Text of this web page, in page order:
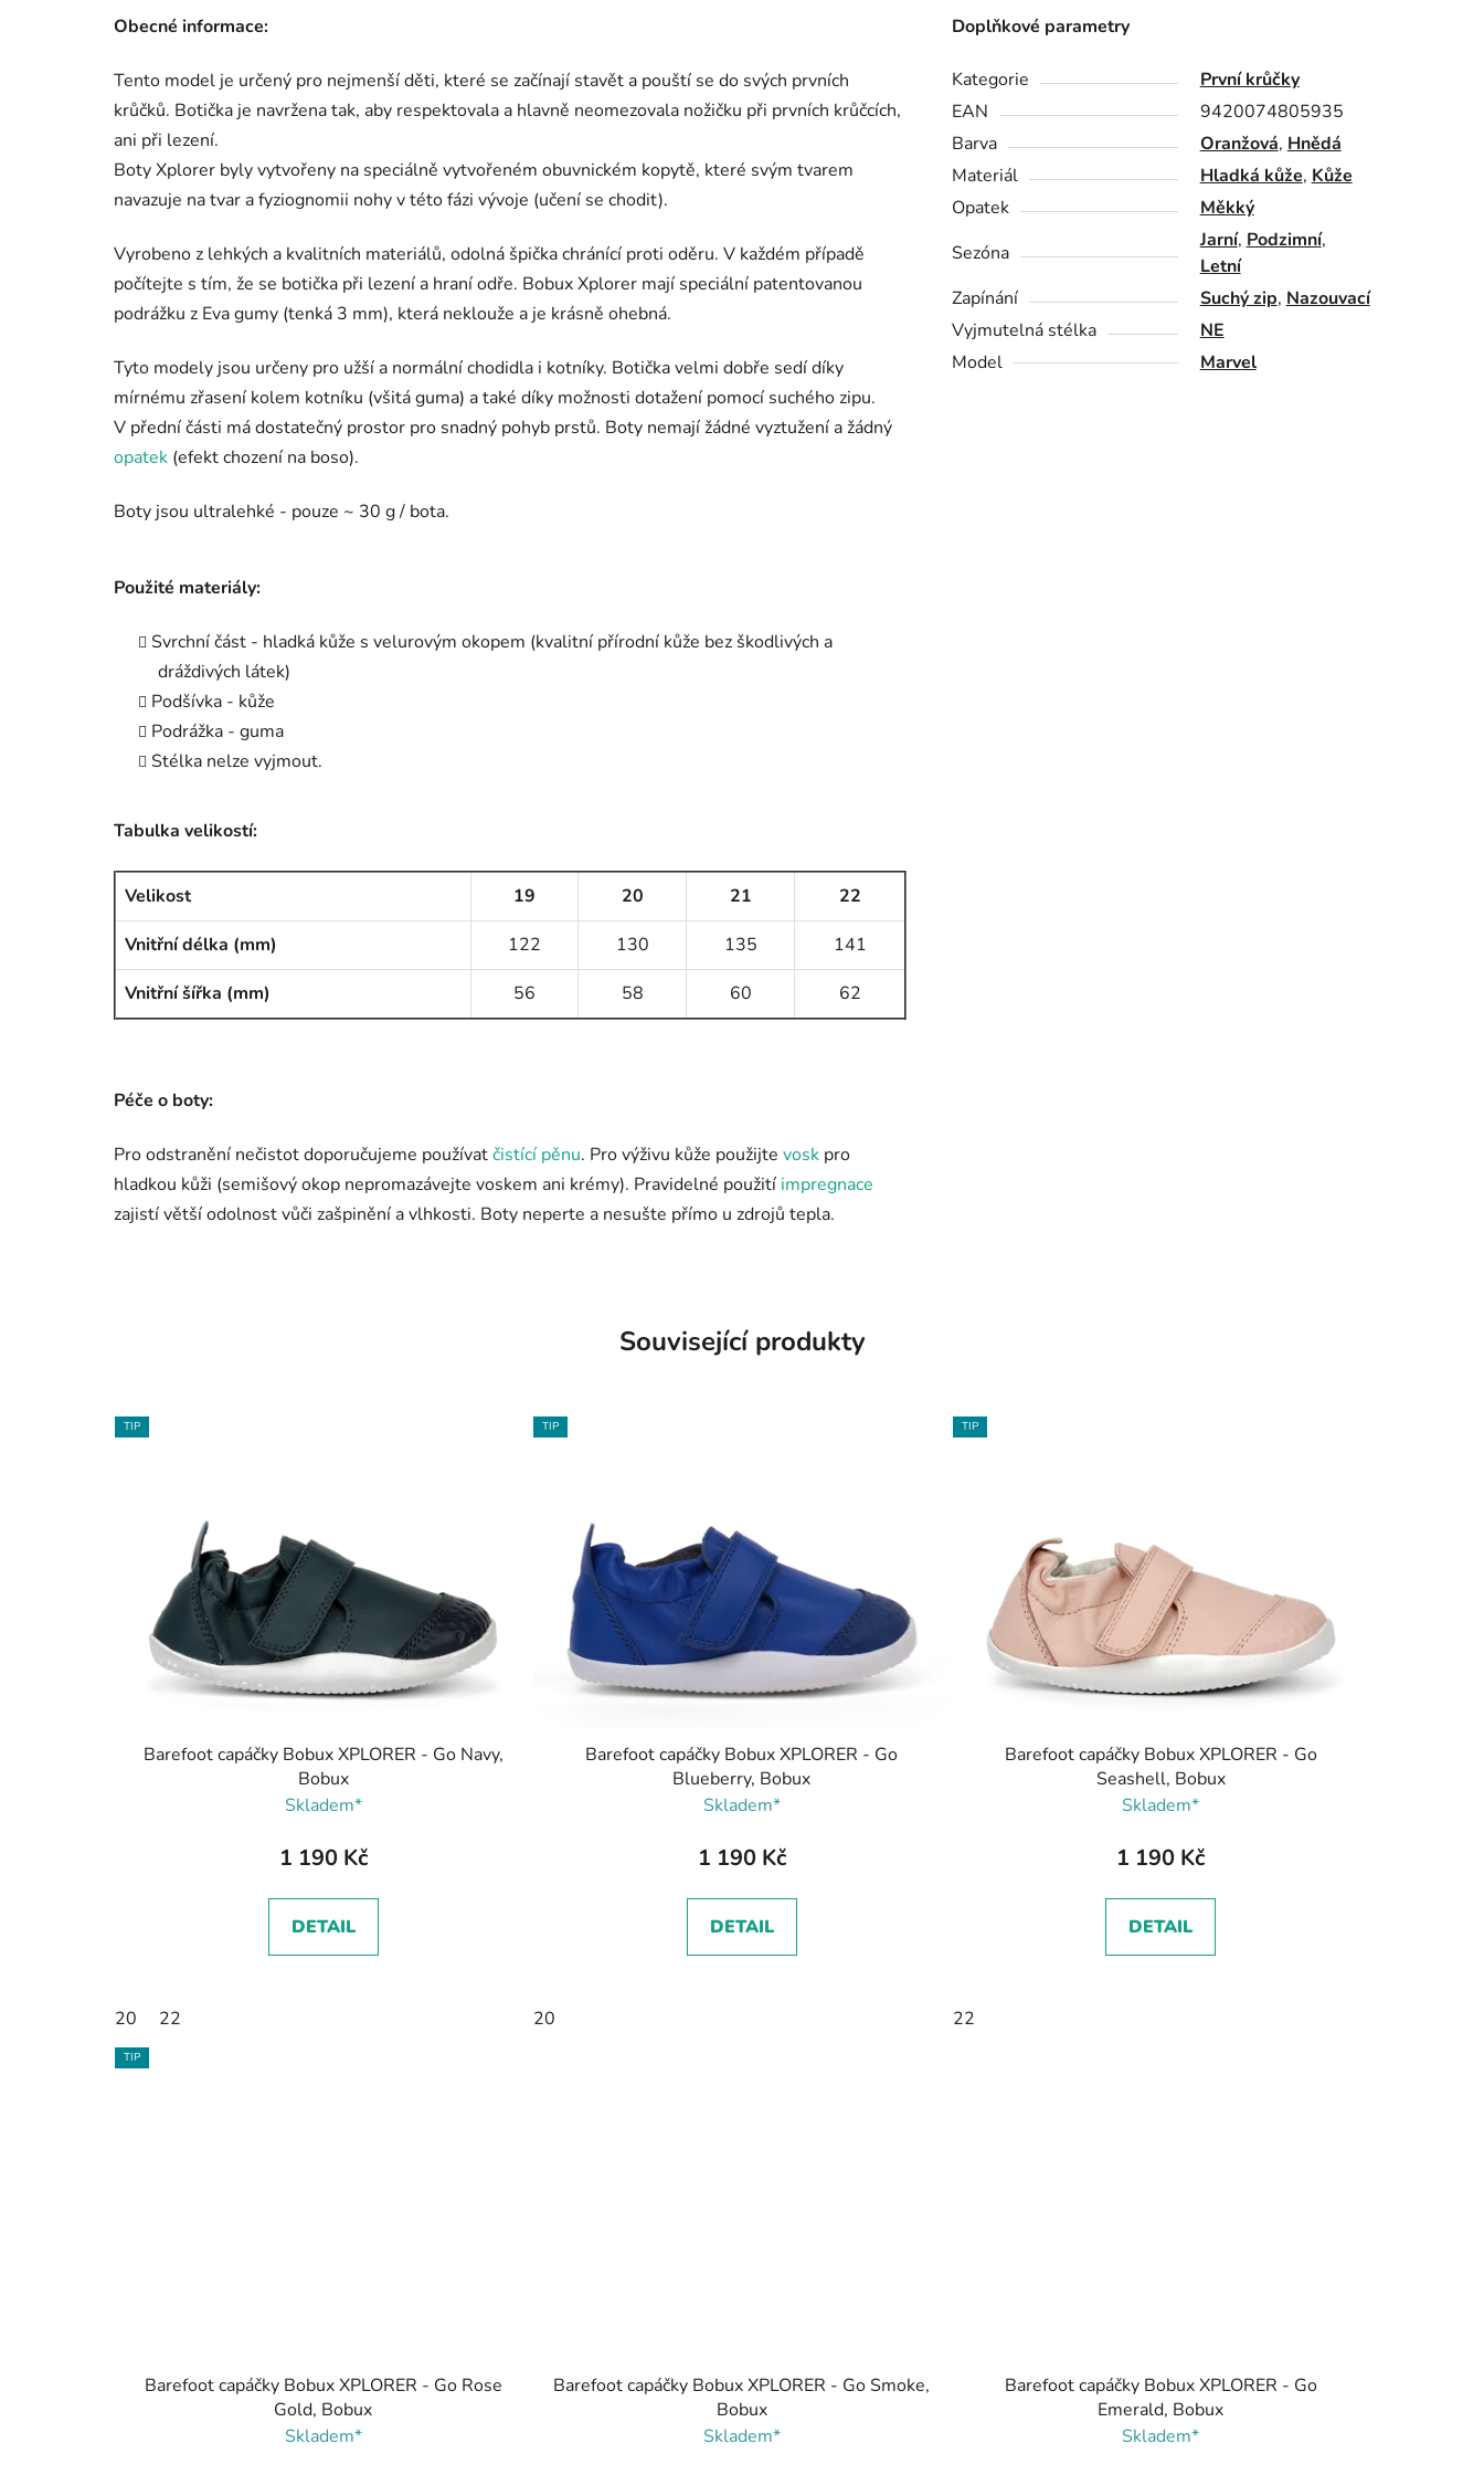
Obecné informace:
Tento model je určený pro nejmenší děti, které se začínají stavět a pouští se do svých prvních
krůčků. Botička je navržena tak, aby respektovala a hlavně neomezovala nožičku při prvních krůčcích,
ani při lezení.
Boty Xplorer byly vytvořeny na speciálně vytvořeném obuvnickém kopytě, které svým tvarem
navazuje na tvar a fyziognomii nohy v této fázi vývoje (učení se chodit).
Vyrobeno z lehkých a kvalitních materiálů, odolná špička chránící proti oděru. V každém případě
počítejte s tím, že se botička při lezení a hraní odře. Bobux Xplorer mají speciální patentovanou
podrážku z Eva gumy (tenká 3 mm), která neklouže a je krásně ohebná.
Tyto modely jsou určeny pro užší a normální chodidla i kotníky. Botička velmi dobře sedí díky
mírnému zřasení kolem kotníku (všitá guma) a také díky možnosti dotažení pomocí suchého zipu.
V přední části má dostatečný prostor pro snadný pohyb prstů. Boty nemají žádné vyztužení a žádný
opatek (efekt chození na boso).
Boty jsou ultralehké - pouze ~ 30 g / bota.
Použité materiály:
Svrchní část - hladká kůže s velurovým okopem (kvalitní přírodní kůže bez škodlivých a
dráždivých látek)
Podšívka - kůže
Podrážka - guma
Stélka nelze vyjmout.
Tabulka velikostí:
Velikost 19 20 21
22
Vnitřní délka (mm)
122 130 135
141
Vnitřní šířka (mm)
56 58 60 62
Péče o boty:
Pro odstranění nečistot doporučujeme používatčistící pěnu. Pro výživu kůže použijte vosk pro
hladkou kůži (semišový okop nepromazávejte voskem ani krémy). Pravidelné použití impregnace
zajistí větší odolnost vůči zašpinění a vlhkosti. Boty neperte a nesušte přímo u zdrojů tepla.
Doplňkové parametry
Kategorie
První krůčky
EAN
9420074805935
Barva
Oranžová, Hnědá
Materiál
Hladká kůže, Kůže
Opatek
Měkký
Sezóna
Jarní, Podzimní,
Letní
Zapínání
Suchý zip, Nazouvací
Vyjmutelná stélka
NE
Model
Marvel
Související produkty
TIP
Barefoot capáčky Bobux XPLORER - Go Navy,
Bobux
Skladem*
1 190 Kč
DETAIL
20 22
TIP
Barefoot capáčky Bobux XPLORER - Go
Blueberry, Bobux
Skladem*
1 190 Kč
DETAIL
20
TIP
Barefoot capáčky Bobux XPLORER - Go
Seashell, Bobux
Skladem*
1 190 Kč
DETAIL
22
TIP
Barefoot capáčky Bobux XPLORER - Go Rose
Gold, Bobux
Skladem*
Barefoot capáčky Bobux XPLORER - Go Smoke,
Bobux
Skladem*
Barefoot capáčky Bobux XPLORER - Go
Emerald, Bobux
Skladem*